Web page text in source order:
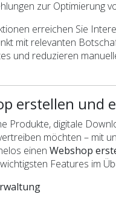
zur Optimierung
erreichen Sie
mit relevanten
und reduzieren
erstellen und
Produkte, digitale
möchten – mit
einen Webshop
Features im